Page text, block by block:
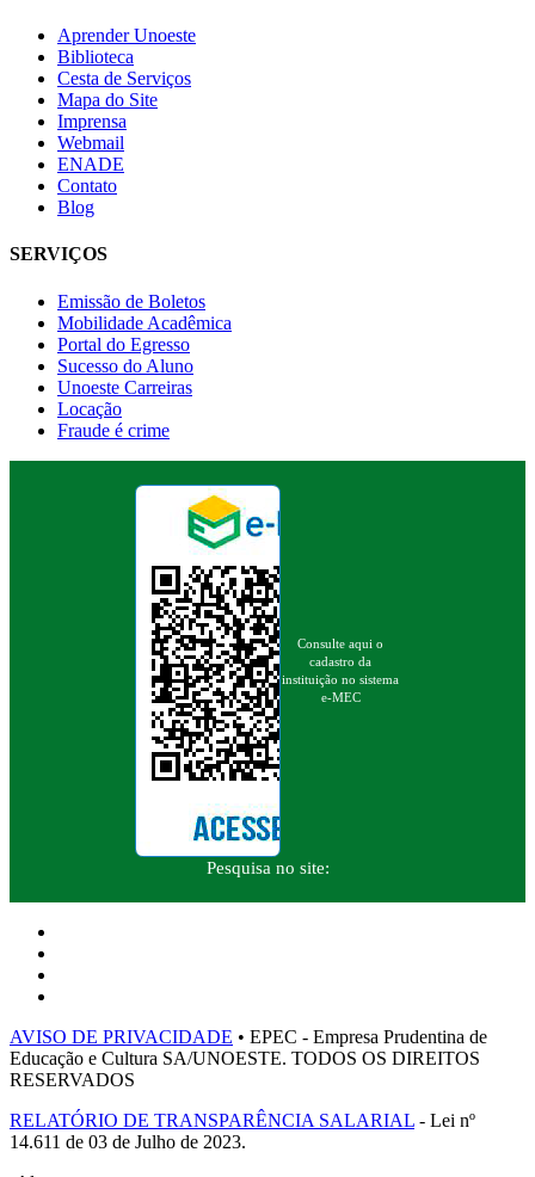
Aprender Unoeste
Biblioteca
Cesta de Serviços
Mapa do Site
Imprensa
Webmail
ENADE
Contato
Blog
SERVIÇOS
Emissão de Boletos
Mobilidade Acadêmica
Portal do Egresso
Sucesso do Aluno
Unoeste Carreiras
Locação
Fraude é crime
Consulte aqui o
cadastro da
instituição no sistema
e-MEC
Pesquisa no site:
AVISO DE PRIVACIDADE • EPEC - Empresa Prudentina de
Educação e Cultura SA/UNOESTE. TODOS OS DIREITOS
RESERVADOS
RELATÓRIO DE TRANSPARÊNCIA SALARIAL - Lei nº
14.611 de 03 de Julho de 2023.